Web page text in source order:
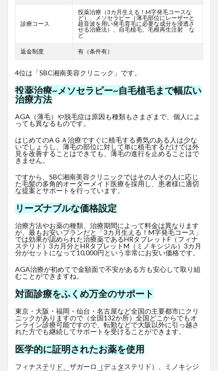
診療コース
投薬治療（3カ月生える！M字発毛コースな
ど）、メソセラピー（薄毛部位にレーザーと
超音波を用い発毛育毛に必要な成分を浸透さ
せる治療法）、自毛植毛、毛根再生注射 な
ど
返金制度 有（条件有）
4位は「SBC湘南美容クリニック」です。
投薬治療~メソセラピー~自毛植毛まで幅広い
治療方法
AGA（薄毛）や脱毛症は原因も種類もさまざまで、個人によ
っても異なるものです。
はじめてのAＧＡ治療ですぐに植毛する勇気のある人は少な
いでしょうし、薄毛の部位に対して単に植毛するだけでは外
見を改善することはできても、薄毛の進行を止めることはで
きません。
ですから、SBC湘南美容クリニックではその人その人に応じ
た毛髪の多角的オーダーメイド医療を採用し、患者様に適切
な提案とサポートを行っています。
リーズナブルな価格設定
治療方法やお薬の種類、治療期間によって料金は異なります
が、最もお安いプランだと「3カ月生える！M字発毛コース」
では効果が認められた治療薬であるHRタブレットF （フィナ
ステリド）3カ月分とHRタブレットM（ミノキシジル）3カ月
分がセットになって10,000円という非常にお安い価格です。
AGA治療が初めてで金額面で不安がある方も安心して取り組
むことができますね。
対面診療をふくめ万全のサポート
東京・大阪・福岡・仙台・名古屋など全国の主要都市にクリ
ニックがありますので（全国132か所）全国どこからでもオ
ンライン診療可能ですので、転勤などで大阪以外に引っ越さ
れた方でも継続してサポートを受けることができます。
医学的に証明されたお薬を使用
フィナステリド、ザガーロ（デュタステリド）、ミノキシジ